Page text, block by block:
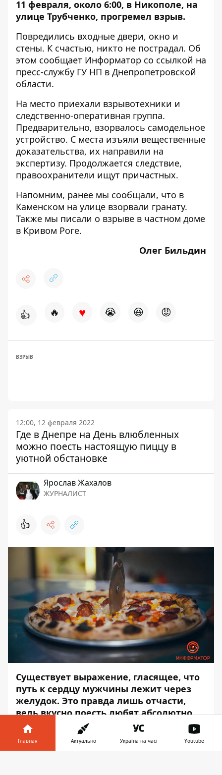
11 февраля, около 6:00, в Никополе, на
улице Трубченко, прогремел взрыв.
Повредились входные двери, окно и
стены. К счастью, никто не пострадал. Об
этом сообщает Информатор со ссылкой на
пресс-службу ГУ НП в Днепропетровской
области.
На место приехали взрывотехники и
следственно-оперативная группа.
Предварительно, взорвалось самодельное
устройство. С места изъяли вещественные
доказательства, их направили на
экспертизу. Продолжается следствие,
правоохранители ищут причастных.
Напомним, ранее мы сообщали, что в
Каменском на улице взорвали гранату.
Также мы писали о взрыве в частном доме
в Кривом Роге.
Олег Бильдин
👍 🔥 ♥ 😭 😆 😡
ВЗРЫВ
12:00, 12 февраля 2022
Где в Днепре на День влюбленных
можно поесть настоящую пиццу в
уютной обстановке
Ярослав Жахалов
ЖУРНАЛИСТ
👍
Существует выражение, гласящее, что
путь к сердцу мужчины лежит через
желудок. Это правда лишь отчасти,
ведь вкусно поесть любят абсолютно
все. И, пожалуй, самым универсальным
блюдом из всех, которые только
придумало человечество, является
Главная Актуально Україна на часі Youtube